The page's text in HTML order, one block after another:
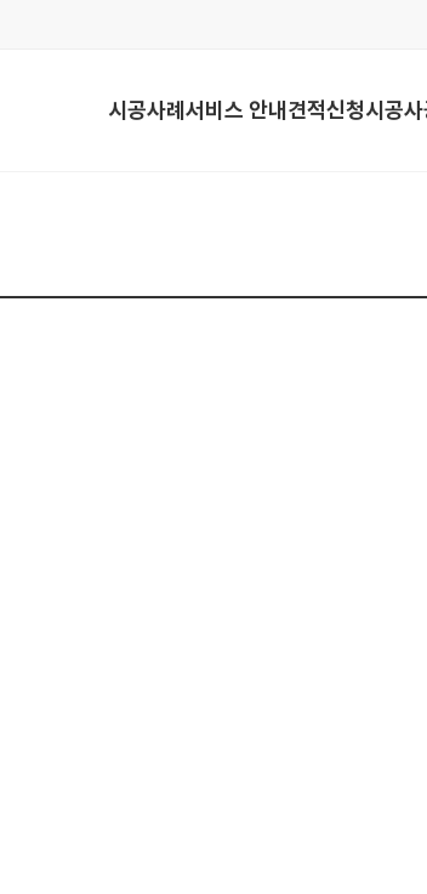
시공사례 서비스 안내 견적신청시공